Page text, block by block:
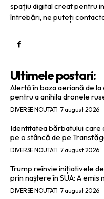
spațiu digital creat pentru
întrebări, ne puteți
Ultimele postari:
Alertă în baza aeriană de
pentru a anihila dronele
DIVERSE NOUTATI 7 august 2026
Identitatea bărbatului care
pe o stâncă de pe
DIVERSE NOUTATI 7 august 2026
Trump reînvie inițiativele
prin naștere în SUA: A
DIVERSE NOUTATI 7 august 2026